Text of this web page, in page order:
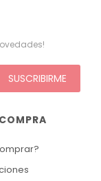
SUSCRIBIRME